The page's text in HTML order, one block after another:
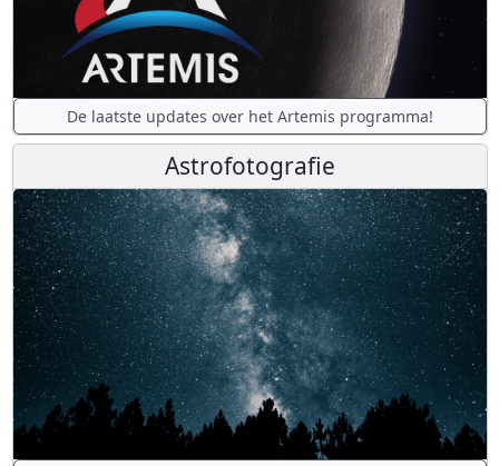
De laatste updates over het Artemis programma!
Astrofotografie